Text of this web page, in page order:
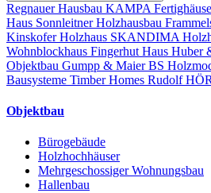
Regnauer Hausbau KAMPA
Haus Sonnleitner Holzhausbau
Kinskofer Holzhaus SKANDIMA
Wohnblockhaus Fingerhut Haus Huber
Objektbau Gumpp & MaierBS
Bausysteme Timber Homes Rudolf
Objektbau
Bürogebäude
Holzhochhäuser
Mehrgeschossiger Wohnungsbau
Hallenbau